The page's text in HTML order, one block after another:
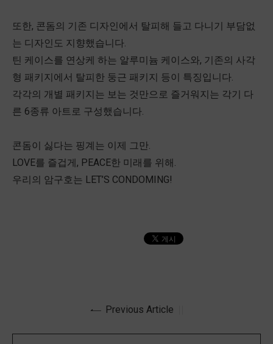
또한, 콘돔의 기존 디자인에서 탈피해 들고 다니기 부담없
는 디자인도 지향했습니다.
틴 케이스를 연상케 하는 알루미늄 케이스와, 기존의 사각
형 패키지에서 탈피한 둥근 패키지 등이 특징입니다.
각각의 개별 패키지는 보는 것만으로 즐거워지는 각기 다
른 6종류 아트로 구성했습니다.
콘돔이 싫다는 핑계는 이제 그만.
LOVE를 즐겁게, PEACE한 미래를 위해.
우리의 암구호는 LET’S CONDOMING!
Previous Article